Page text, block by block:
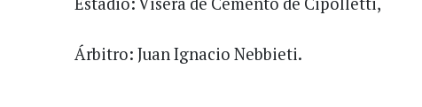
Árbitro: Juan Ignacio Nebbieti.